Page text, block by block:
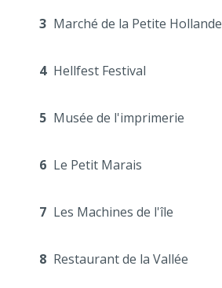
3 Marché de la Petite Hollande
4 Hellfest Festival
5 Musée de l'imprimerie
6 Le Petit Marais
7 Les Machines de l'île
8 Restaurant de la Vallée